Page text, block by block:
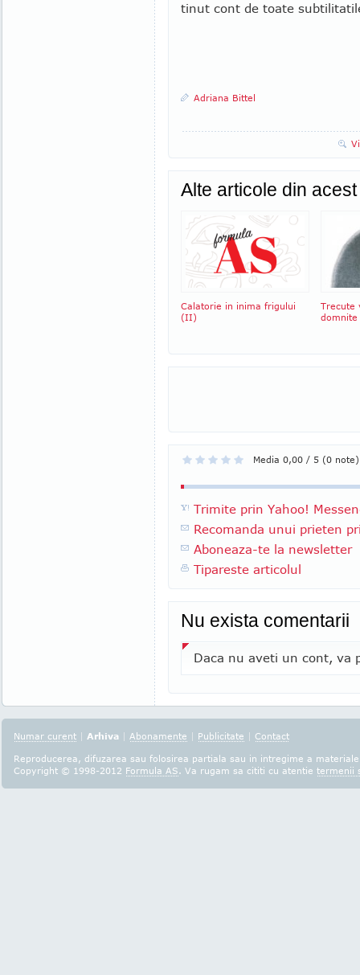
tinut cont de toate
Adriana Bittel
Alte articole din
Calatorie in inima frigului
(II)
Trecute
domnite
Media 0,00 / 5 (0 note)
Trimite prin Yahoo!
Recomanda unui prieten
Aboneaza-te la newsletter
Tipareste articolul
Nu exista comentarii
Daca nu aveti un cont, va
Numar curent | Arhiva | Abonamente | Publicitate | Contact
Reproducerea, difuzarea sau folosirea partiala sau in intregime a
Copyright © 1998-2012 Formula AS. Va rugam sa cititi cu atentie termenii